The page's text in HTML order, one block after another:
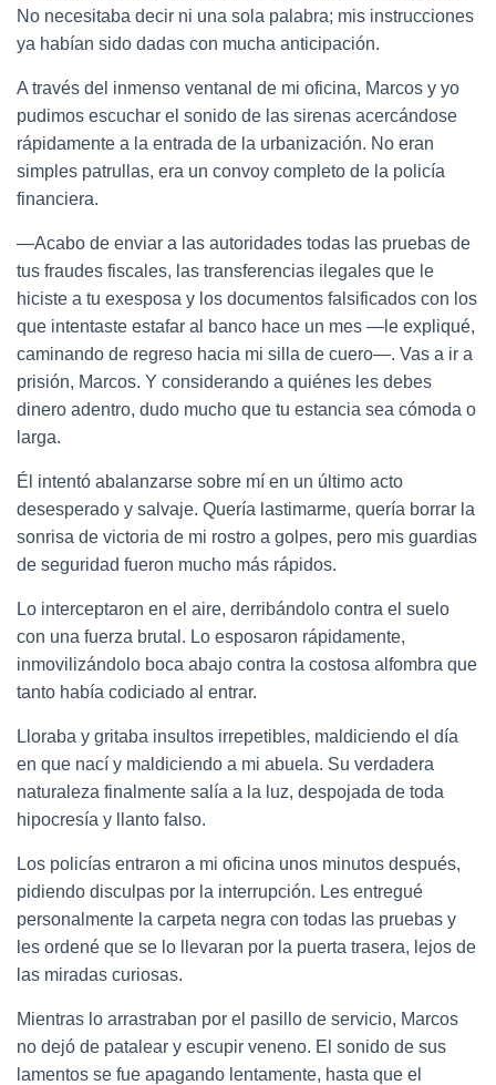
No necesitaba decir ni una sola palabra; mis instrucciones
ya habían sido dadas con mucha anticipación.
A través del inmenso ventanal de mi oficina, Marcos y yo
pudimos escuchar el sonido de las sirenas acercándose
rápidamente a la entrada de la urbanización. No eran
simples patrullas, era un convoy completo de la policía
financiera.
—Acabo de enviar a las autoridades todas las pruebas de
tus fraudes fiscales, las transferencias ilegales que le
hiciste a tu exesposa y los documentos falsificados con los
que intentaste estafar al banco hace un mes —le expliqué,
caminando de regreso hacia mi silla de cuero—. Vas a ir a
prisión, Marcos. Y considerando a quiénes les debes
dinero adentro, dudo mucho que tu estancia sea cómoda o
larga.
Él intentó abalanzarse sobre mí en un último acto
desesperado y salvaje. Quería lastimarme, quería borrar la
sonrisa de victoria de mi rostro a golpes, pero mis guardias
de seguridad fueron mucho más rápidos.
Lo interceptaron en el aire, derribándolo contra el suelo
con una fuerza brutal. Lo esposaron rápidamente,
inmovilizándolo boca abajo contra la costosa alfombra que
tanto había codiciado al entrar.
Lloraba y gritaba insultos irrepetibles, maldiciendo el día
en que nací y maldiciendo a mi abuela. Su verdadera
naturaleza finalmente salía a la luz, despojada de toda
hipocresía y llanto falso.
Los policías entraron a mi oficina unos minutos después,
pidiendo disculpas por la interrupción. Les entregué
personalmente la carpeta negra con todas las pruebas y
les ordené que se lo llevaran por la puerta trasera, lejos de
las miradas curiosas.
Mientras lo arrastraban por el pasillo de servicio, Marcos
no dejó de patalear y escupir veneno. El sonido de sus
lamentos se fue apagando lentamente, hasta que el